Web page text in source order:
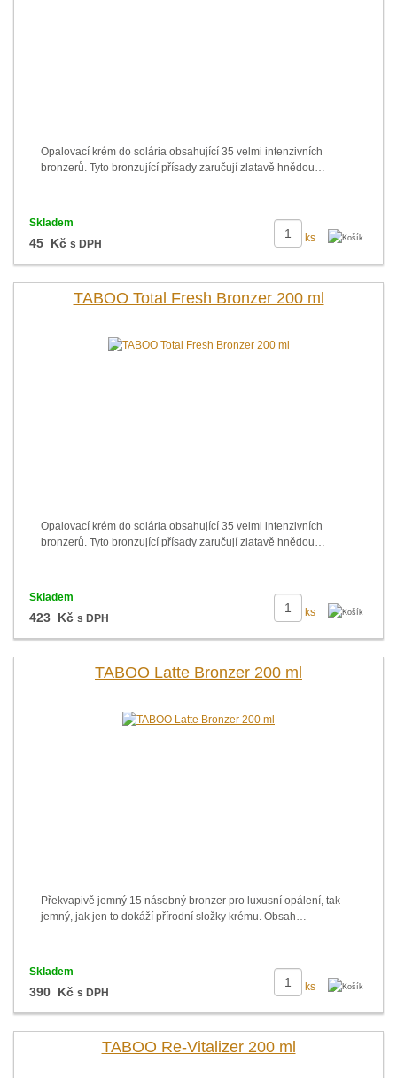
Opalovací krém do solária obsahující 35 velmi intenzivních
bronzerů. Tyto bronzující přísady zaručují zlatavě hnědou…
ks
Skladem
45 Kč s DPH
TABOO Total Fresh Bronzer 200 ml
Opalovací krém do solária obsahující 35 velmi intenzivních
bronzerů. Tyto bronzující přísady zaručují zlatavě hnědou…
ks
Skladem
423 Kč s DPH
TABOO Latte Bronzer 200 ml
Překvapivě jemný 15 násobný bronzer pro luxusní opálení, tak
jemný, jak jen to dokáží přírodní složky krému. Obsah…
ks
Skladem
390 Kč s DPH
TABOO Re-Vitalizer 200 ml